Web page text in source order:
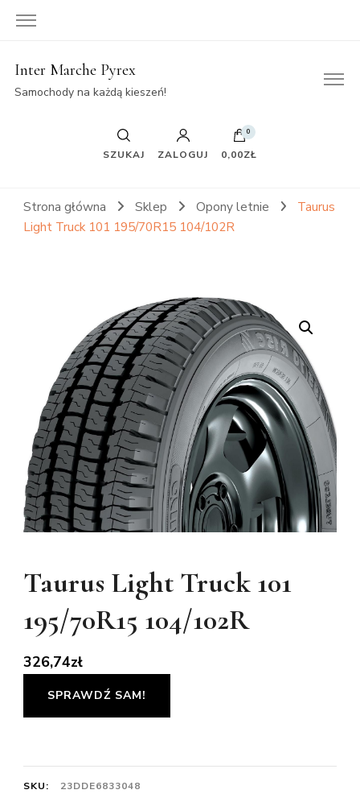
Inter Marche Pyrex
Samochody na każdą kieszeń!
SZUKAJ ZALOGUJ
0
0,00ZŁ
Strona główna Sklep Opony letnie
Taurus
Light Truck 101 195/70R15 104/102R
Taurus Light Truck 101
195/70R15 104/102R
326,74zł
SPRAWDŹ SAM!
SKU:
23DDE6833048